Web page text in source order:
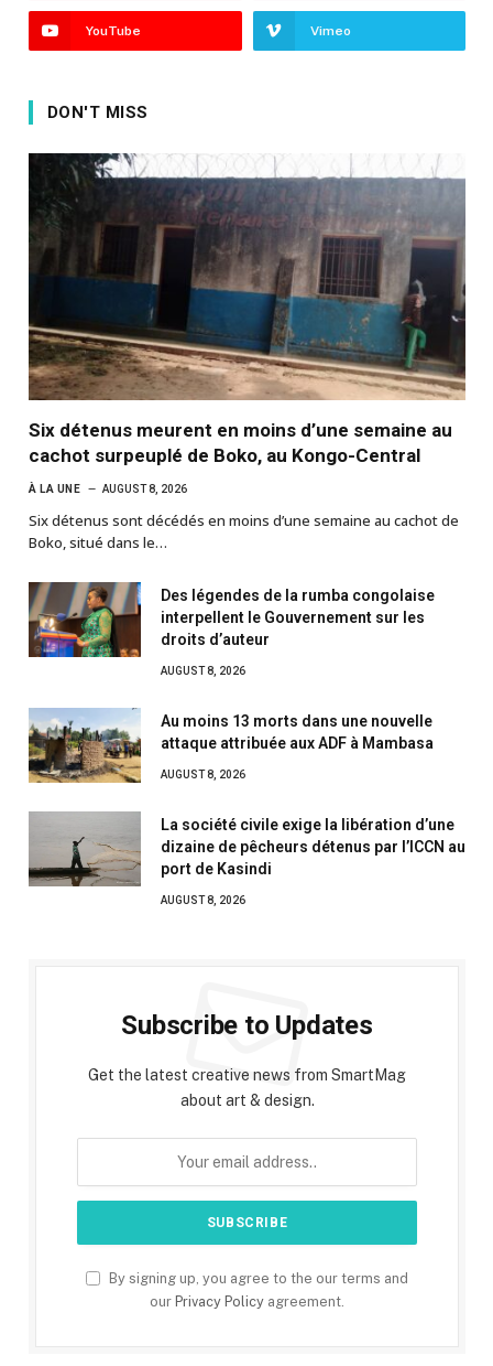
YouTube Vimeo
DON'T MISS
Six détenus meurent en moins d’une semaine au
cachot surpeuplé de Boko, au Kongo-Central
À LA UNE AUGUST 8, 2026
Six détenus sont décédés en moins d’une semaine au cachot de
Boko, situé dans le…
Des légendes de la rumba congolaise
interpellent le Gouvernement sur les
droits d’auteur
AUGUST 8, 2026
Au moins 13 morts dans une nouvelle
attaque attribuée aux ADF à Mambasa
AUGUST 8, 2026
La société civile exige la libération d’une
dizaine de pêcheurs détenus par l’ICCN au
port de Kasindi
AUGUST 8, 2026
Subscribe to Updates
Get the latest creative news from SmartMag
about art & design.
By signing up, you agree to the our terms and
our Privacy Policy agreement.